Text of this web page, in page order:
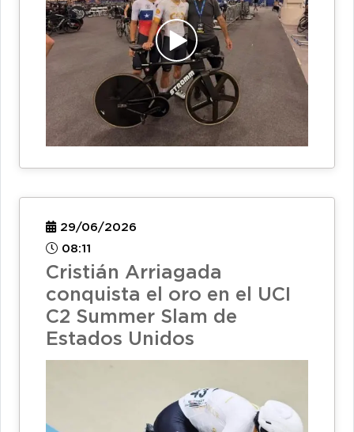
29/06/2026
08:11
Cristián Arriagada
conquista el oro en el UCI
C2 Summer Slam de
Estados Unidos